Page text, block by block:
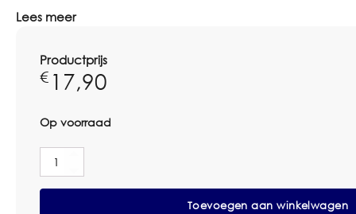
Lees meer
Productprijs
€ 17,90
Op voorraad
Greenspeed
MLM
Doodlebug
Toevoegen aan winkelwagen